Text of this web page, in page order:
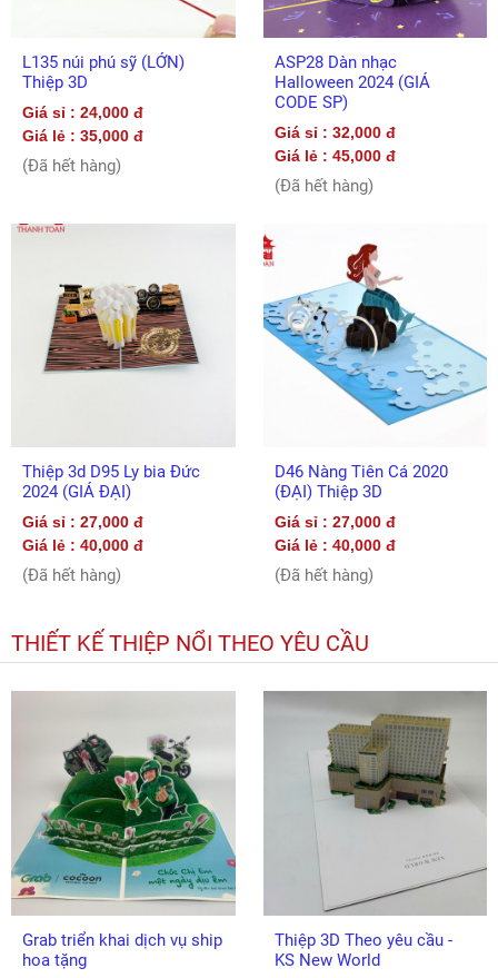
L135 núi phú sỹ (LỚN)
Thiệp 3D
Giá sỉ : 24,000 đ
Giá lẻ : 35,000 đ
(Đã hết hàng)
ASP28 Dàn nhạc
Halloween 2024 (GIÁ
CODE SP)
Giá sỉ : 32,000 đ
Giá lẻ : 45,000 đ
(Đã hết hàng)
Thiệp 3d D95 Ly bia Đức
2024 (GIÁ ĐẠI)
Giá sỉ : 27,000 đ
Giá lẻ : 40,000 đ
(Đã hết hàng)
D46 Nàng Tiên Cá 2020
(ĐẠI) Thiệp 3D
Giá sỉ : 27,000 đ
Giá lẻ : 40,000 đ
(Đã hết hàng)
THIẾT KẾ THIỆP NỔI THEO YÊU CẦU
Grab triển khai dịch vụ ship
hoa tặng
Thiệp 3D Theo yêu cầu -
KS New World